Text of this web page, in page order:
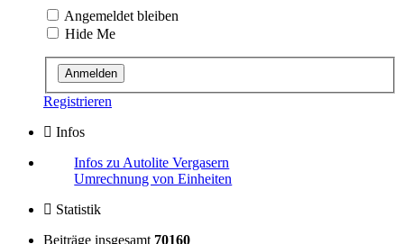
Angemeldet bleiben
Hide Me
Registrieren
Infos
Infos zu Autolite Vergasern
Umrechnung von Einheiten
Statistik
Beiträge insgesamt 70160